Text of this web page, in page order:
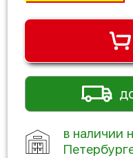
в наличии